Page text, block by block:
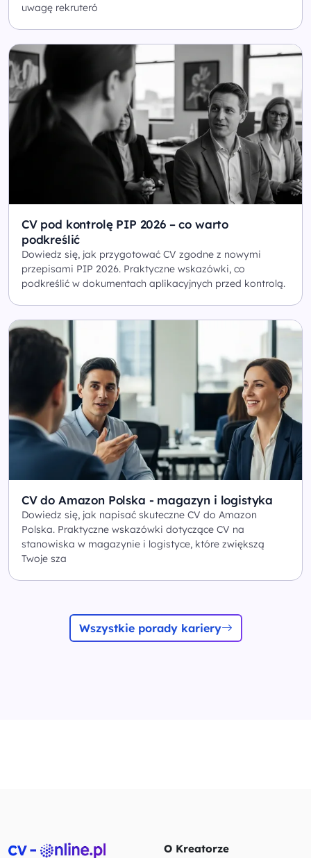
uwagę rekruteró
CV pod kontrolę PIP 2026 – co warto
podkreślić
Dowiedz się, jak przygotować CV zgodne z nowymi
przepisami PIP 2026. Praktyczne wskazówki, co
podkreślić w dokumentach aplikacyjnych przed kontrolą.
CV do Amazon Polska - magazyn i logistyka
Dowiedz się, jak napisać skuteczne CV do Amazon
Polska. Praktyczne wskazówki dotyczące CV na
stanowiska w magazynie i logistyce, które zwiększą
Twoje sza
Wszystkie porady kariery
O Kreatorze